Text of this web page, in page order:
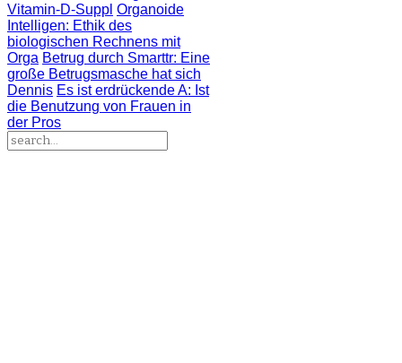
Vitamin-D-Suppl Organoide
Intelligen: Ethik des
biologischen Rechnens mit
Orga Betrug durch Smarttr: Eine
große Betrugsmasche hat sich
Dennis Es ist erdrückende A: Ist
die Benutzung von Frauen in
der Pros